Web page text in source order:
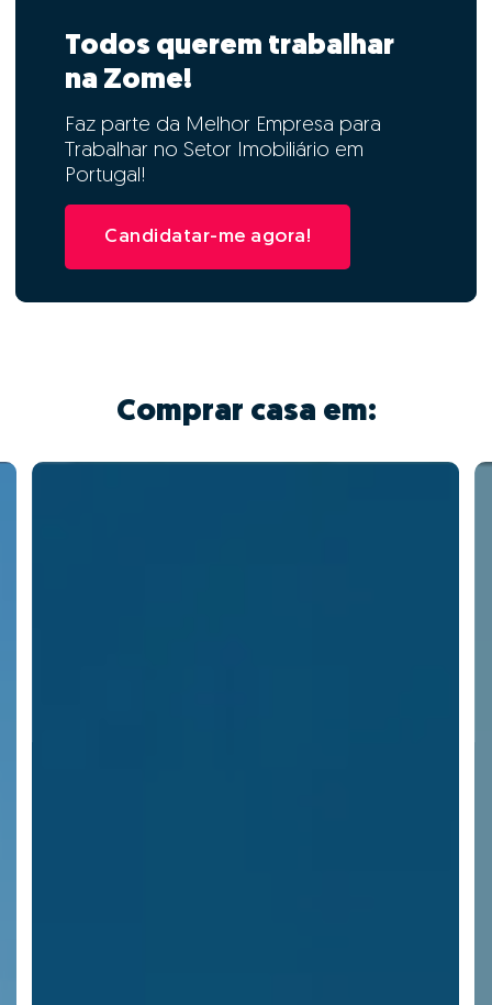
Todos querem trabalhar
na Zome!
Faz parte da Melhor Empresa para
Trabalhar no Setor Imobiliário em
Portugal!
Candidatar-me agora!
Comprar casa em: